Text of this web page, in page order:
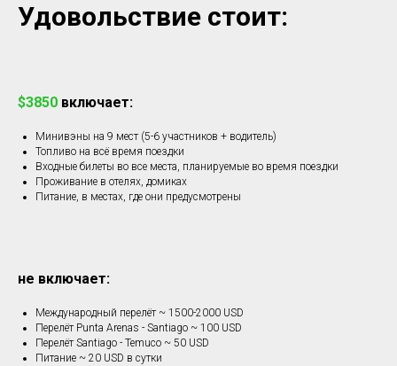
Удовольствие стоит:
$3850 включает:
Минивэны на 9 мест (5-6 участников + водитель)
Топливо на всё время поездки
Входные билеты во все места, планируемые во время поездки
Проживание в отелях, домиках
Питание, в местах, где они предусмотрены
не включает:
Международный перелёт ~ 1500-2000 USD
Перелёт Punta Arenas - Santiago ~ 100 USD
Перелёт Santiago - Temuco ~ 50 USD
Питание ~ 20 USD в сутки